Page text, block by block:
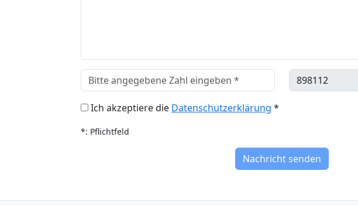
Ich akzeptiere die Datenschutzerklärung *
*: Pflichtfeld
Nachricht senden